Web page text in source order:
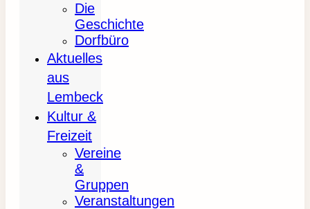
Die
Geschichte
Dorfbüro
Aktuelles
aus
Lembeck
Kultur &
Freizeit
Vereine
&
Gruppen
Veranstaltungen